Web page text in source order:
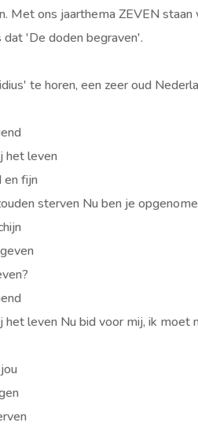
Met ons jaarthema ZEVEN
dat 'De doden begraven'.
te horen, een zeer oud
het leven
fijn
sterven Nu ben je
leven Nu bid voor mij, ik moet